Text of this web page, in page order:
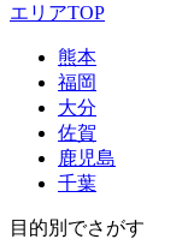
エリアTOP
熊本
福岡
大分
佐賀
鹿児島
千葉
目的別でさがす